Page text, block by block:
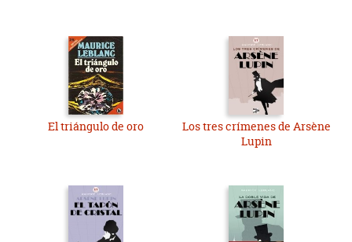
El triángulo de oro
Los tres crímenes de Arsène
Lupin